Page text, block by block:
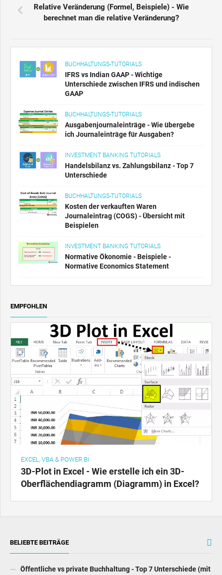
Relative Veränderung (Formel, Beispiele) - Wie
berechnet man die relative Veränderung?
BUCHHALTUNGS-TUTORIALS
IFRS vs Indian GAAP - Wichtige
Unterschiede zwischen IFRS und indischen
GAAP
BUCHHALTUNGS-TUTORIALS
Ausgabenjournaleinträge - Wie übergebe
ich Journaleinträge für Ausgaben?
INVESTMENT BANKING TUTORIALS
Handelsbilanz vs. Zahlungsbilanz - Top 7
Unterschiede
BUCHHALTUNGS-TUTORIALS
Kosten der verkauften Waren
Journaleintrag (COGS) - Übersicht mit
Beispielen
INVESTMENT BANKING TUTORIALS
Normative Ökonomie - Beispiele -
Normative Economics Statement
EMPFOHLEN
EXCEL, VBA & POWER BI
3D-Plot in Excel - Wie erstelle ich ein 3D-
Oberflächendiagramm (Diagramm) in Excel?
BELIEBTE BEITRÄGE
Öffentliche vs private Buchhaltung - Top 7 Unterschiede (mit